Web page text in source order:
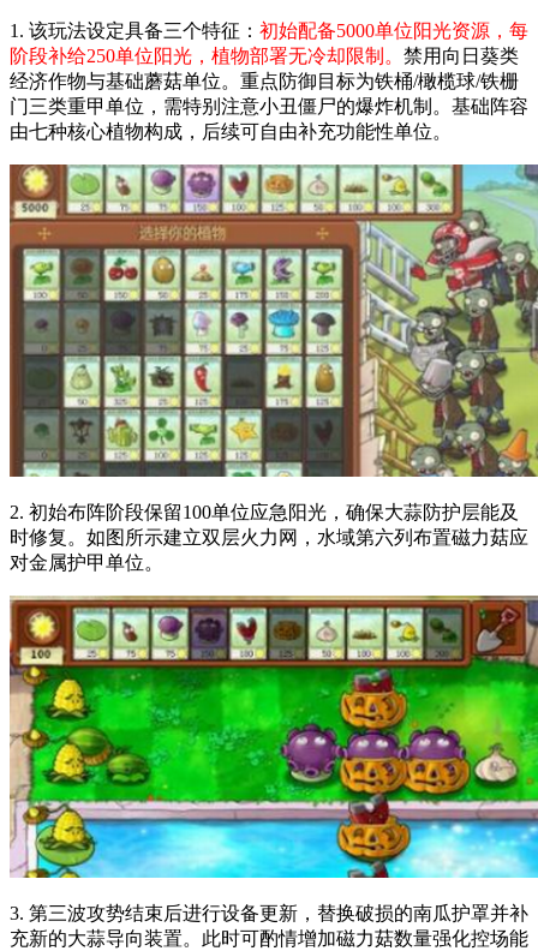
1. 该玩法设定具备三个特征： 初始配备5000单位阳光资源，每
阶段补给250单位阳光，植物部署无冷却限制。 禁用向日葵类
经济作物与基础蘑菇单位。重点防御目标为铁桶/橄榄球/铁栅
门三类重甲单位，需特别注意小丑僵尸的爆炸机制。基础阵容
由七种核心植物构成，后续可自由补充功能性单位。
2. 初始布阵阶段保留100单位应急阳光，确保大蒜防护层能及
时修复。如图所示建立双层火力网，水域第六列布置磁力菇应
对金属护甲单位。
3. 第三波攻势结束后进行设备更新，替换破损的南瓜护罩并补
充新的大蒜导向装置。此时可酌情增加磁力菇数量强化控场能